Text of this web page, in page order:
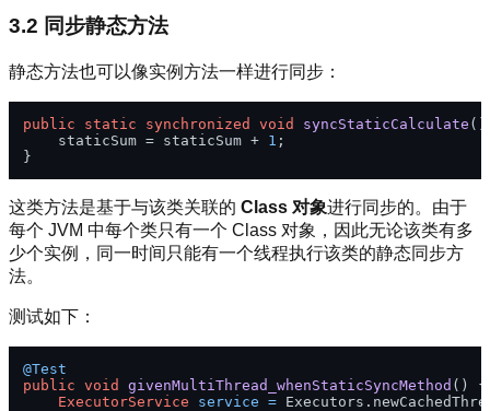
3.2 同步静态方法
静态方法也可以像实例方法一样进行同步：
public static synchronized void syncStaticCalculate ()
    staticSum = staticSum +
1 ;
这类方法是基于与该类关联的 Class 对象进行同步的。由于
每个 JVM 中每个类只有一个 Class 对象，因此无论该类有多
少个实例，同一时间只能有一个线程执行该类的静态同步方
法。
测试如下：
@Test
public void givenMultiThread_whenStaticSyncMethod ()
{
ExecutorService
service =